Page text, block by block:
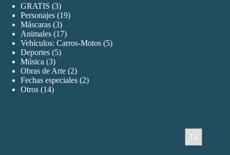
GRATIS 33
productos
Personajes 1919
Máscaras 33
productos
Animales 1717
productos
Vehículos: Carros-Motos 55
Deportes 55
Música 33
productos
Obras de Arte 22
productos
Fechas especiales 22
Otros 1414